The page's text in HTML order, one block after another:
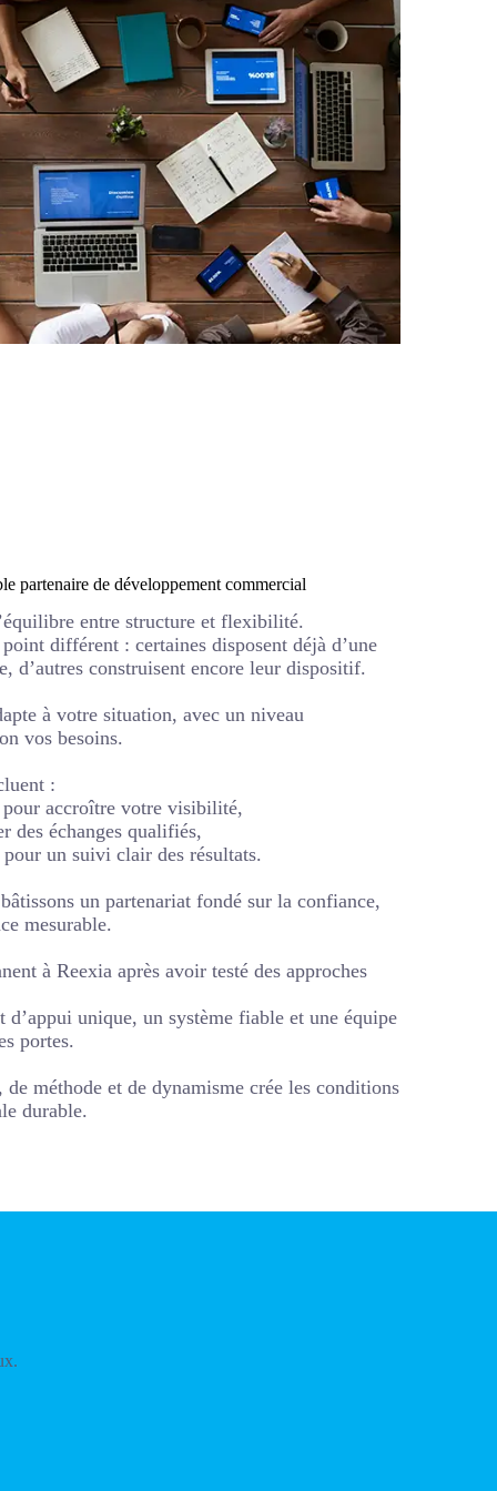
partenaire de développement commercial
entre structure et flexibilité.
différent : certaines disposent déjà d’une
d’autres construisent encore leur dispositif.
à votre situation, avec un niveau
vos besoins.
:
accroître votre visibilité,
des échanges qualifiés,
un suivi clair des résultats.
un partenariat fondé sur la confiance,
mesurable.
à Reexia après avoir testé des approches
unique, un système fiable et une équipe
portes.
méthode et de dynamisme crée les conditions
durable.